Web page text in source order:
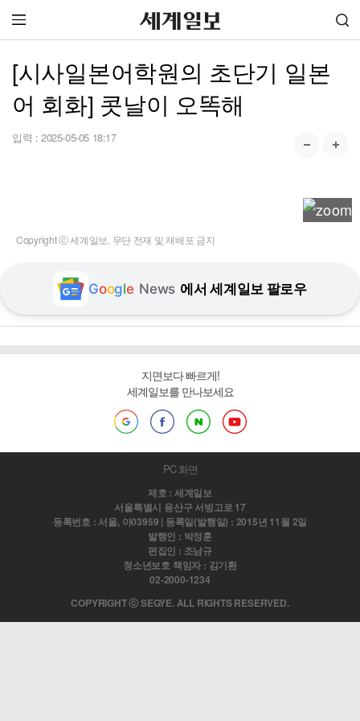
[시사일본어학원의 초단기 일본
어 회화] 콧날이 오똑해
입력 : 2025-05-05 18:17
Copyright ⓒ 세계일보. 무단 전재 및 재배포 금지
Google News 에서 세계일보 팔로우
지면보다 빠르게!
세계일보를 만나보세요
PC 화면
제호 : 세계일보
서울특별시 용산구 서빙고로 17
등록번호 : 서울, 아03959 | 등록일(발행일) : 2015년 11월 2일
발행인 : 박정훈
편집인 : 조남규
청소년보호 책임자 : 김기환
02-2000-1234
COPYRIGHT ⓒ SEGYE. ALL RIGHTS RESERVED.